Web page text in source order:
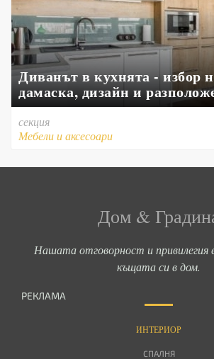
Диванът в кухнята - избор
дамаска, дизайн и
секция
Мебели и аксесоари
Дом &
Нашата отговорност и привилегия
къщата си в дом.
РЕКЛАМА
ИНТЕРИОР
СПАЛНЯ